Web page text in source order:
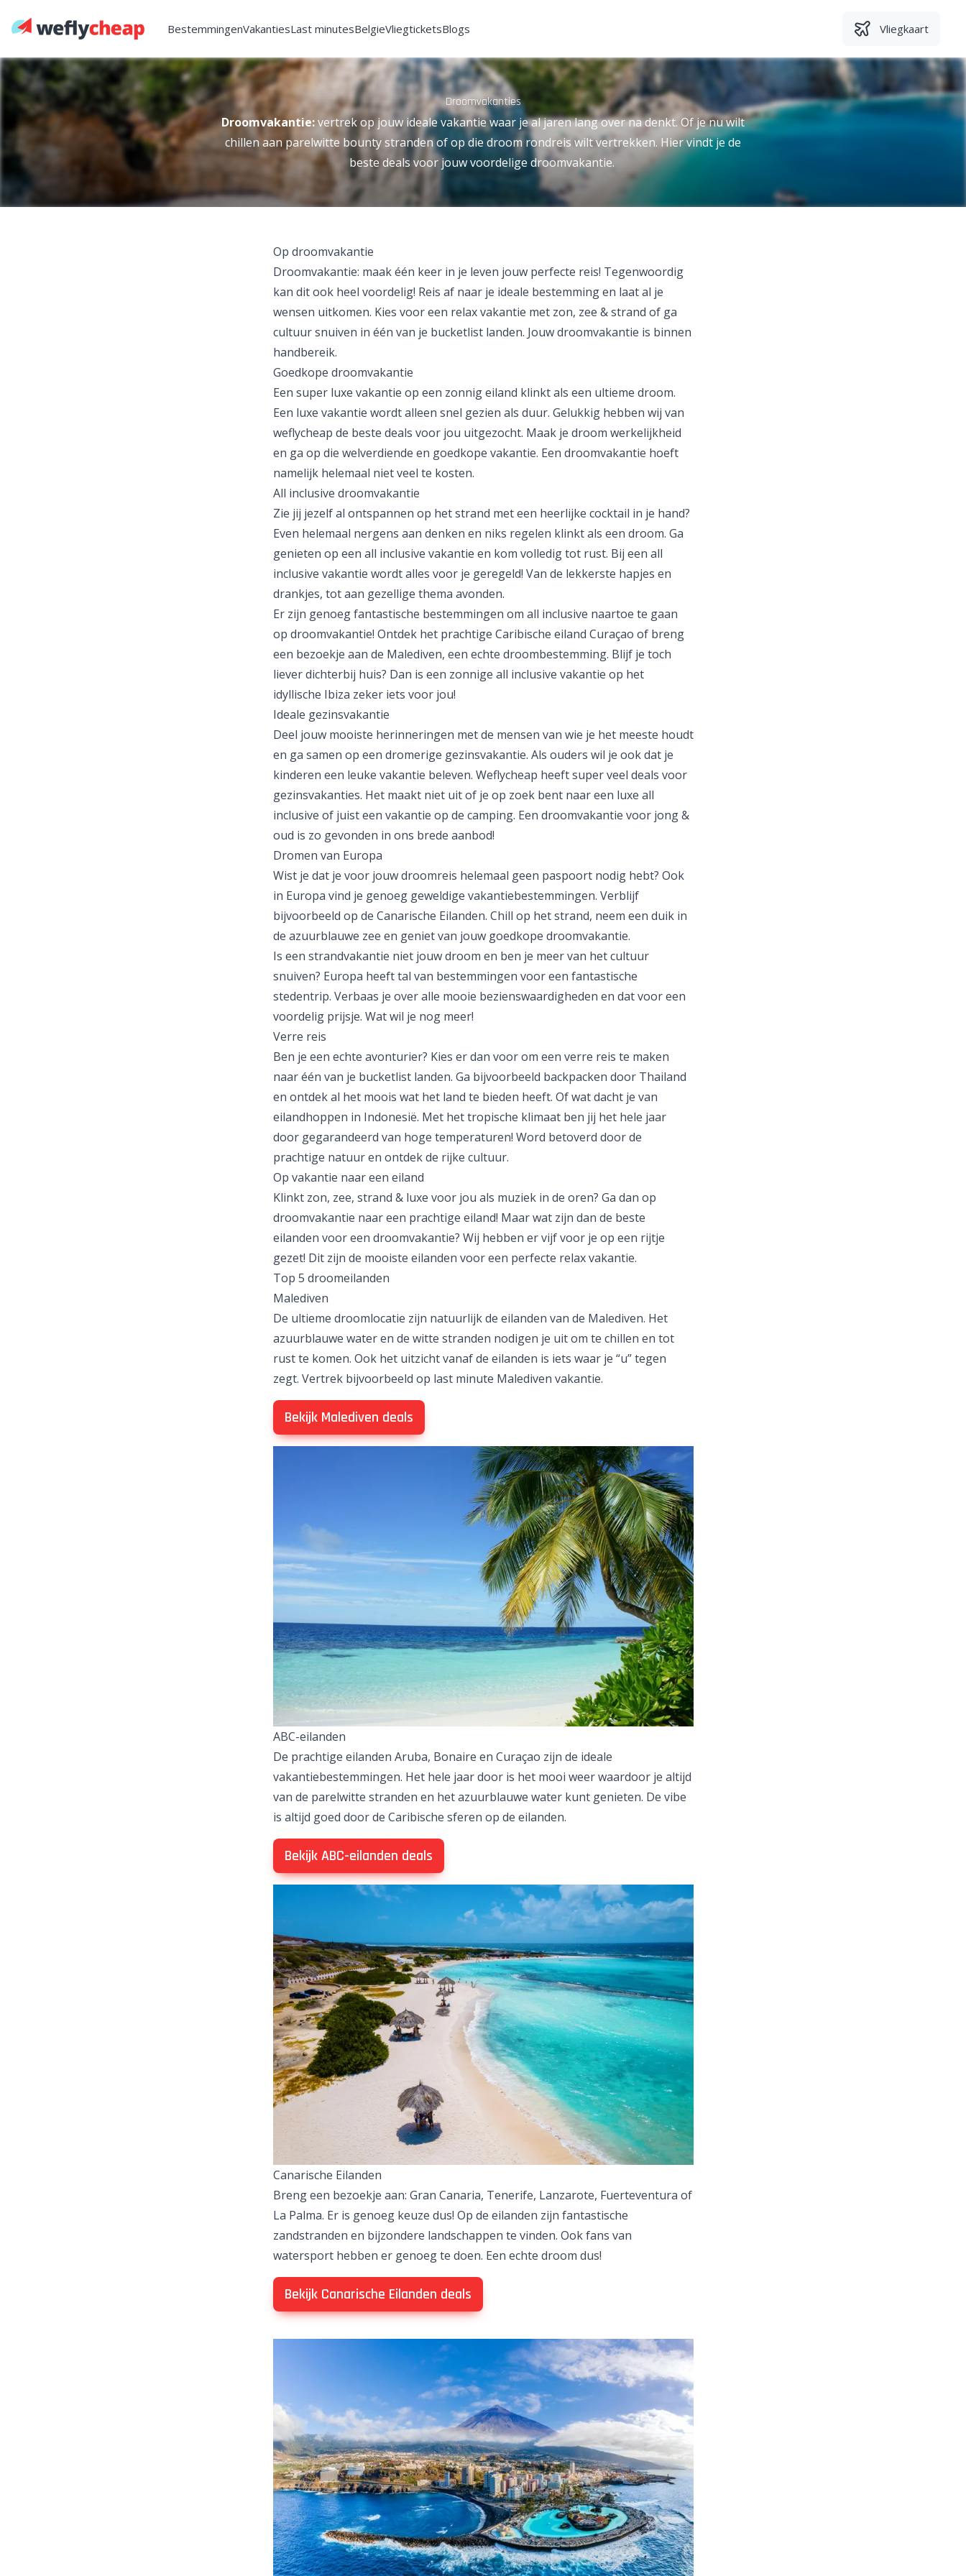
BestemmingenVakantiesLast minutesBelgieVliegticketsBlogs Vliegkaart
Droomvakanties
Droomvakantie:vertrek op jouw ideale vakantie waar je al jaren lang over na denkt. Of je nu wilt
chillen aan parelwitte bounty stranden of op die droom rondreis wilt vertrekken. Hier vindt je de
beste deals voor jouw voordelige droomvakantie.
Op droomvakantie
Droomvakantie: maak één keer in je leven jouw perfecte reis! Tegenwoordig
kan dit ook heel voordelig! Reis af naar je ideale bestemming en laat al je
wensen uitkomen. Kies voor een relax vakantie met zon, zee & strand of ga
cultuur snuiven in één van je bucketlist landen. Jouw droomvakantie is binnen
handbereik.
Goedkope droomvakantie
Een super luxe vakantie op een zonnig eiland klinkt als een ultieme droom.
Een luxe vakantie wordt alleen snel gezien als duur. Gelukkig hebben wij van
weflycheap de beste deals voor jou uitgezocht. Maak je droom werkelijkheid
en ga op die welverdiende en goedkope vakantie. Een droomvakantie hoeft
namelijk helemaal niet veel te kosten.
All inclusive droomvakantie
Zie jij jezelf al ontspannen op het strand met een heerlijke cocktail in je hand?
Even helemaal nergens aan denken en niks regelen klinkt als een droom. Ga
genieten op een all inclusive vakantie en kom volledig tot rust. Bij een all
inclusive vakantie wordt alles voor je geregeld! Van de lekkerste hapjes en
drankjes, tot aan gezellige thema avonden.
Er zijn genoeg fantastische bestemmingen om all inclusive naartoe te gaan
op droomvakantie! Ontdek het prachtige Caribische eiland Curaçao of breng
een bezoekje aan de Malediven, een echte droombestemming. Blijf je toch
liever dichterbij huis? Dan is een zonnige all inclusive vakantie op het
idyllische Ibiza zeker iets voor jou!
Ideale gezinsvakantie
Deel jouw mooiste herinneringen met de mensen van wie je het meeste houdt
en ga samen op een dromerige gezinsvakantie. Als ouders wil je ook dat je
kinderen een leuke vakantie beleven. Weflycheap heeft super veel deals voor
gezinsvakanties. Het maakt niet uit of je op zoek bent naar een luxe all
inclusive of juist een vakantie op de camping. Een droomvakantie voor jong &
oud is zo gevonden in ons brede aanbod!
Dromen van Europa
Wist je dat je voor jouw droomreis helemaal geen paspoort nodig hebt? Ook
in Europa vind je genoeg geweldige vakantiebestemmingen. Verblijf
bijvoorbeeld op de Canarische Eilanden. Chill op het strand, neem een duik in
de azuurblauwe zee en geniet van jouw goedkope droomvakantie.
Is een strandvakantie niet jouw droom en ben je meer van het cultuur
snuiven? Europa heeft tal van bestemmingen voor een fantastische
stedentrip. Verbaas je over alle mooie bezienswaardigheden en dat voor een
voordelig prijsje. Wat wil je nog meer!
Verre reis
Ben je een echte avonturier? Kies er dan voor om een verre reis te maken
naar één van je bucketlist landen. Ga bijvoorbeeld backpacken door Thailand
en ontdek al het moois wat het land te bieden heeft. Of wat dacht je van
eilandhoppen in Indonesië. Met het tropische klimaat ben jij het hele jaar
door gegarandeerd van hoge temperaturen! Word betoverd door de
prachtige natuur en ontdek de rijke cultuur.
Op vakantie naar een eiland
Klinkt zon, zee, strand & luxe voor jou als muziek in de oren? Ga dan op
droomvakantie naar een prachtige eiland! Maar wat zijn dan de beste
eilanden voor een droomvakantie? Wij hebben er vijf voor je op een rijtje
gezet! Dit zijn de mooiste eilanden voor een perfecte relax vakantie.
Top 5 droomeilanden
Malediven
De ultieme droomlocatie zijn natuurlijk de eilanden van de Malediven. Het
azuurblauwe water en de witte stranden nodigen je uit om te chillen en tot
rust te komen. Ook het uitzicht vanaf de eilanden is iets waar je “u” tegen
zegt. Vertrek bijvoorbeeld op last minute Malediven vakantie.
Bekijk Malediven deals
ABC-eilanden
De prachtige eilanden Aruba, Bonaire en Curaçao zijn de ideale
vakantiebestemmingen. Het hele jaar door is het mooi weer waardoor je altijd
van de parelwitte stranden en het azuurblauwe water kunt genieten. De vibe
is altijd goed door de Caribische sferen op de eilanden.
Bekijk ABC-eilanden deals
Canarische Eilanden
Breng een bezoekje aan: Gran Canaria, Tenerife, Lanzarote, Fuerteventura of
La Palma. Er is genoeg keuze dus! Op de eilanden zijn fantastische
zandstranden en bijzondere landschappen te vinden. Ook fans van
watersport hebben er genoeg te doen. Een echte droom dus!
Bekijk Canarische Eilanden deals